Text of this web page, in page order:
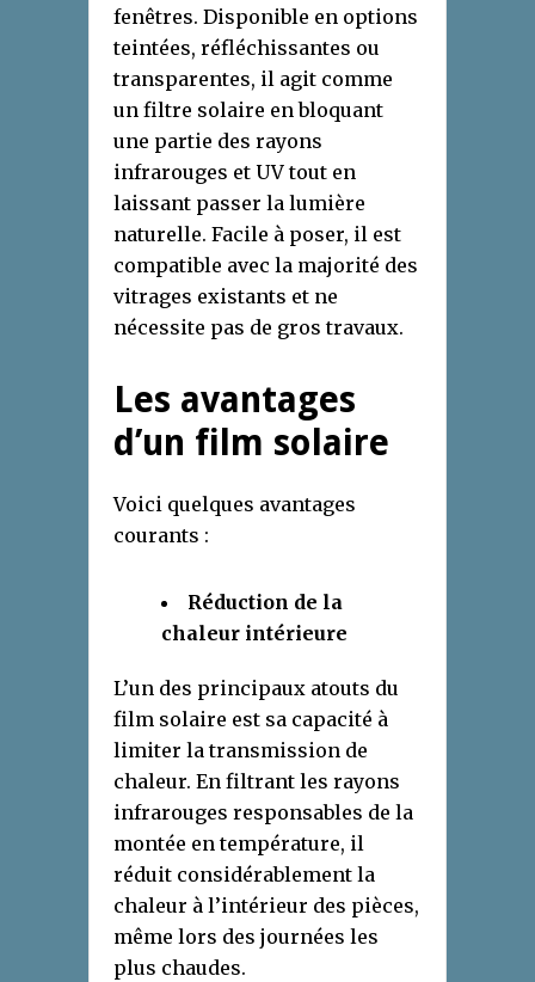
fenêtres. Disponible en options
teintées, réfléchissantes ou
transparentes, il agit comme
un filtre solaire en bloquant
une partie des rayons
infrarouges et UV tout en
laissant passer la lumière
naturelle. Facile à poser, il est
compatible avec la majorité des
vitrages existants et ne
nécessite pas de gros travaux.
Les avantages
d’un film solaire
Voici quelques avantages
courants :
Réduction de la
chaleur intérieure
L’un des principaux atouts du
film solaire est sa capacité à
limiter la transmission de
chaleur. En filtrant les rayons
infrarouges responsables de la
montée en température, il
réduit considérablement la
chaleur à l’intérieur des pièces,
même lors des journées les
plus chaudes.